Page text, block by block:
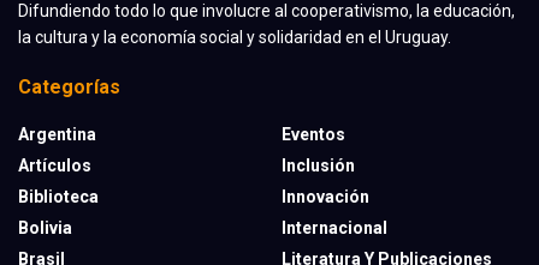
Difundiendo todo lo que involucre al cooperativismo, la educación,
la cultura y la economía social y solidaridad en el Uruguay.
Categorías
Argentina
Artículos
Biblioteca
Bolivia
Brasil
Eventos
Inclusión
Innovación
Internacional
Literatura Y Publicaciones